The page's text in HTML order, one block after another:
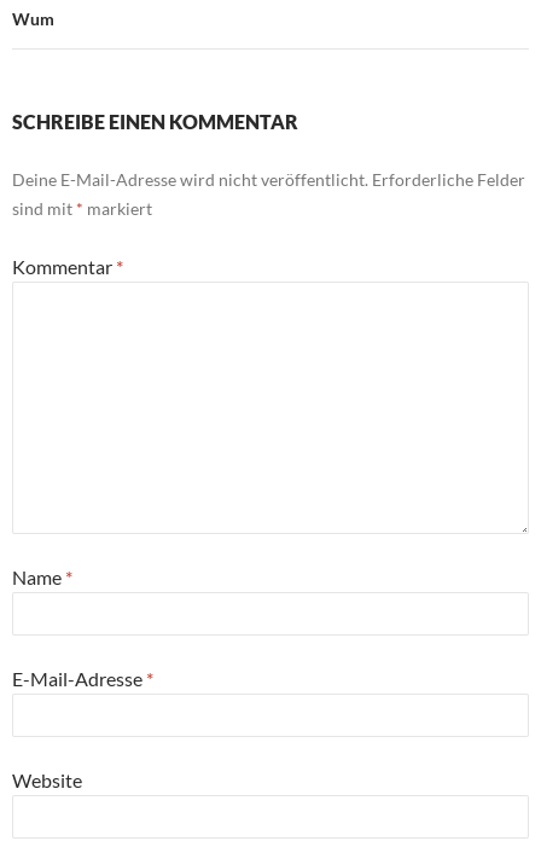
Wum
SCHREIBE EINEN KOMMENTAR
Deine E-Mail-Adresse wird nicht veröffentlicht. Erforderliche Felder
sind mit * markiert
Kommentar *
Name *
E-Mail-Adresse *
Website